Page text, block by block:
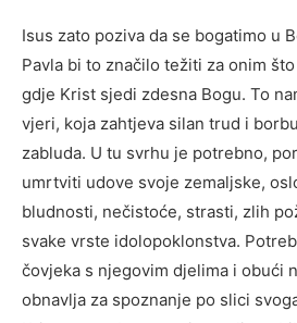
Isus zato poziva da se bogatimo u
Pavla bi to značilo težiti za onim
gdje Krist sjedi zdesna Bogu. To
vjeri, koja zahtjeva silan trud i
zabluda. U tu svrhu je potrebno,
umrtviti udove svoje zemaljske,
bludnosti, nečistoće, strasti, zlih
svake vrste idolopoklonstva.
čovjeka s njegovim djelima i obući
obnavlja za spoznanje po slici